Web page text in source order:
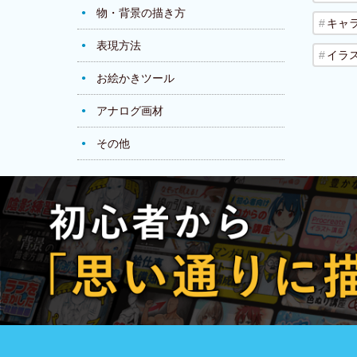
物・背景の描き方
表現方法
お絵かきツール
アナログ画材
その他
キャ
イラ